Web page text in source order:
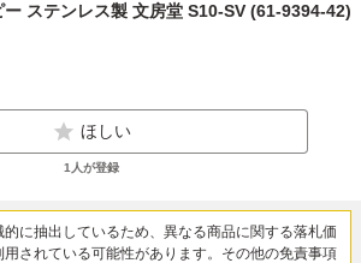
ー ステンレス製 文房堂 S10-SV (61-9394-42)
ほしい
1 人が登録
に抽出しているため、異なる商品に関する落札価
されている可能性があります。その他の免責事項